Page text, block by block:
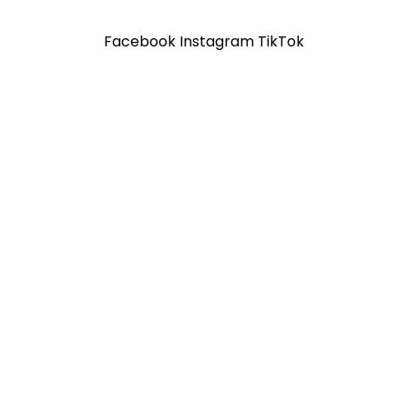
Facebook Instagram TikTok